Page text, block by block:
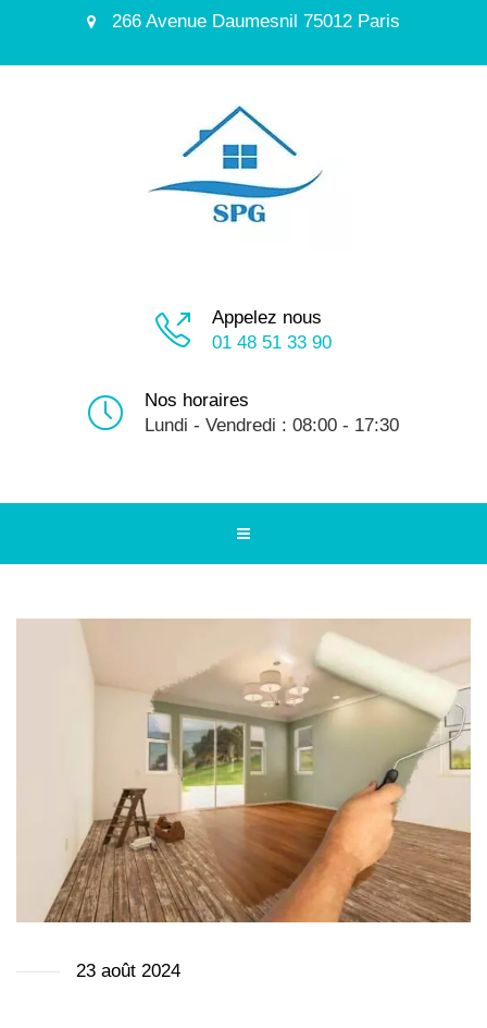
266 Avenue Daumesnil 75012 Paris
Appelez nous
01 48 51 33 90
Nos horaires
Lundi - Vendredi : 08:00 - 17:30
23 août 2024